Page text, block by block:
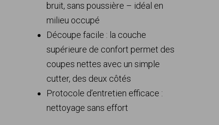
bruit, sans poussière – idéal en
milieu occupé
Découpe facile : la couche
supérieure de confort permet des
coupes nettes avec un simple
cutter, des deux côtés
Protocole d’entretien efficace :
nettoyage sans effort